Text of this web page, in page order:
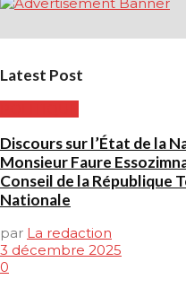
Latest Post
Discours sur l’État de la
Monsieur Faure
Conseil de la République
Nationale
par La redaction
3 décembre 2025
0